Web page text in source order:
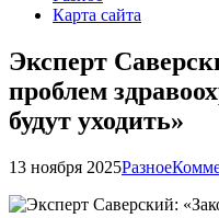
Карта сайта
Эксперт
проблем
будут уходить»
13 ноября 2025Разное